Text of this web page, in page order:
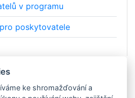
v programu
poskytovatele
ke shromažďování a